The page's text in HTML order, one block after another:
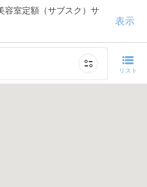
容室定額（サブスク）サ
表示
リスト
で再検索する